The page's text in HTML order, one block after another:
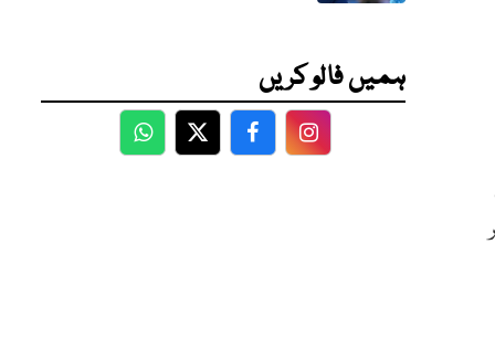
ہمیں فالو کریں
WhatsApp
TwitterFacebookFacebook